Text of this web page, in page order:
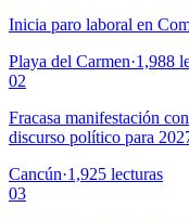
Inicia paro laboral en
Playa del Carmen·1,988
02
Fracasa manifestación
discurso político para
Cancún·1,925 lecturas
03